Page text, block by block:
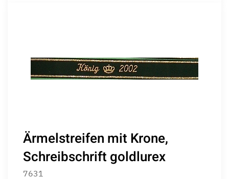
Ärmelstreifen mit Krone,
Schreibschrift goldlurex
7631